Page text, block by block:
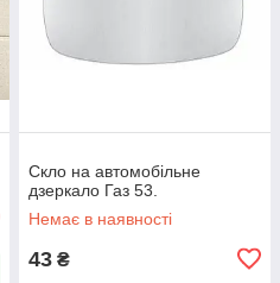
Скло на автомобільне
дзеркало Газ 53.
Немає в наявності
43 ₴